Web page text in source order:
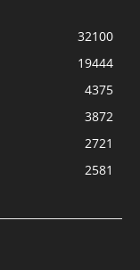
32100
19444
4375
3872
2721
2581